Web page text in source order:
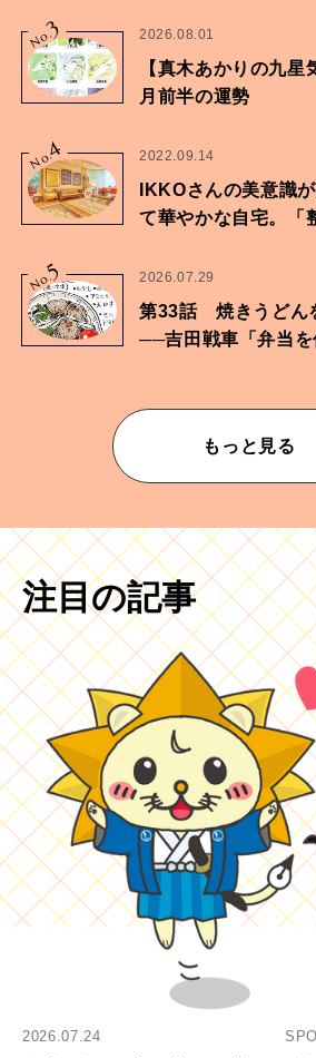
No.3 2026.08.01
【真木あかりの九
月前半の運勢
No.4 2022.09.14
IKKOさんの美意識
て華やかな自宅。「
No.5 2026.07.29
第33話 焼きうどん
──吉田戦車「弁当を
もっと見る
注目の記事
2026.07.24